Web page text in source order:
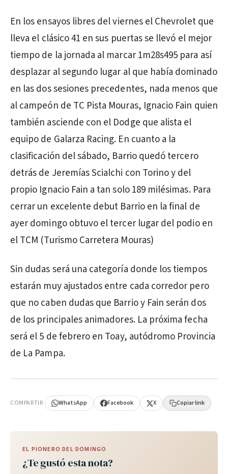
En los ensayos libres del viernes el Chevrolet que
lleva el clásico 41 en sus puertas se llevó el mejor
tiempo de la jornada al marcar 1m28s495 para así
desplazar al segundo lugar al que había dominado
en las dos sesiones precedentes, nada menos que
al campeón de TC Pista Mouras, Ignacio Fain quien
también asciende con el Dodge que alista el
equipo de Galarza Racing. En cuanto a la
clasificación del sábado, Barrio quedó tercero
detrás de Jeremías Scialchi con Torino y del
propio Ignacio Fain a tan solo 189 milésimas. Para
cerrar un excelente debut Barrio en la final de
ayer domingo obtuvo el tercer lugar del podio en
el TCM (Turismo Carretera Mouras)
Sin dudas será una categoría donde los tiempos
estarán muy ajustados entre cada corredor pero
que no caben dudas que Barrio y Fain serán dos
de los principales animadores. La próxima fecha
será el 5 de febrero en Toay, autódromo Provincia
de La Pampa.
COMPARTIR WhatsApp Facebook X Copiar link
EL PIONERO DEL DOMINGO
¿Te gustó esta nota?